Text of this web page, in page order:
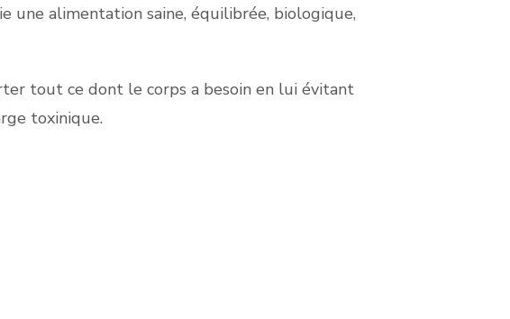
une alimentation saine, équilibrée, biologique,
tout ce dont le corps a besoin en lui évitant
toxinique.